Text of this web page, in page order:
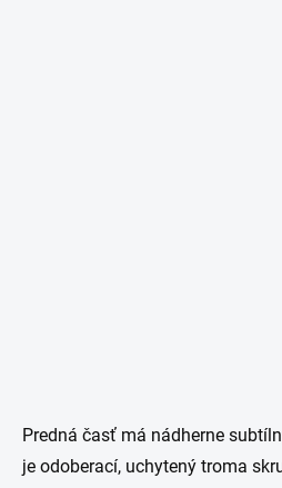
Predná časť má nádherne
je odoberací, uchytený troma